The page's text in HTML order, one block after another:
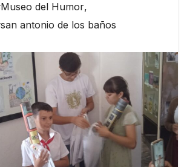
del Humor,
antonio de los baños